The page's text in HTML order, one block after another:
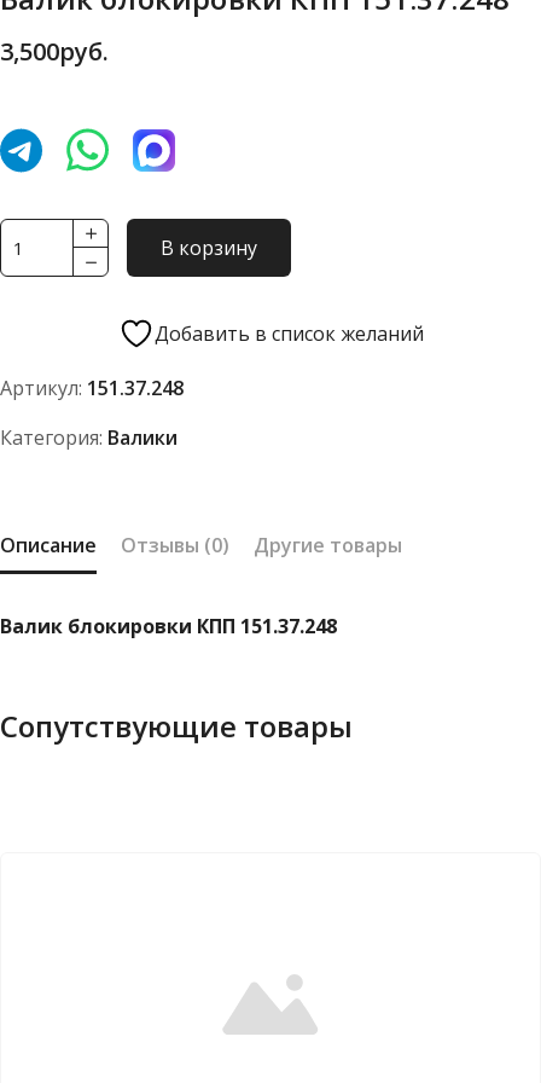
3,500руб.
Количество
товара
151.37.248
В корзину
Добавить в список желаний
Артикул: 151.37.248
Категория: Валики
Описание Отзывы (0) Другие товары
Валик блокировки КПП 151.37.248
Сопутствующие товары